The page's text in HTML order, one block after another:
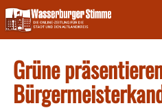
Skip
to
content
Grüne